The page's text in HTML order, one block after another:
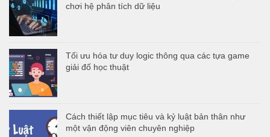
chơi hệ phân tích dữ liệu
Tối ưu hóa tư duy logic thông qua các tựa game
giải đố học thuật
Cách thiết lập mục tiêu và kỷ luật bản thân như
một vận động viên chuyên nghiệp